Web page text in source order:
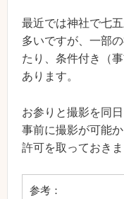
最近では神社で七
多いですが、一部
たり、条件付き（
あります。
お参りと撮影を同
事前に撮影が可能
許可を取っておきま
参考：